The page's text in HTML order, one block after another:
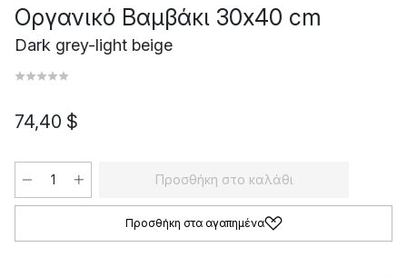
Οργανικό Βαμβάκι 30x40 cm
Dark grey-light beige
74,40 $
Προσθήκη στο καλάθι
Προσθήκη στα αγαπημένα